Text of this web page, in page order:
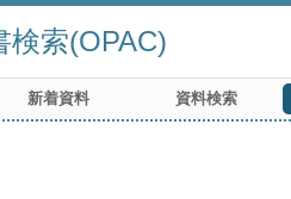
検索(OPAC)
新着資料 資料検索